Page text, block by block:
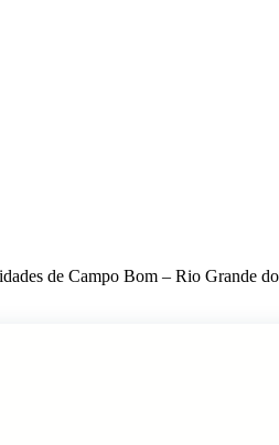
de Campo Bom – Rio Grande